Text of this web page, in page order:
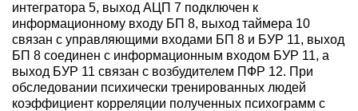
интегратора 5, выход АЦП 7 подключен к
информационному входу БП 8, выход таймера 10
связан с управляющими входами БП 8 и БУР 11, выход
БП 8 соединен с информационным входом БУР 11, а
выход БУР 11 связан с возбудителем ПФР 12. При
обследовании психически тренированных людей
коэффициент корреляции полученных психограмм с